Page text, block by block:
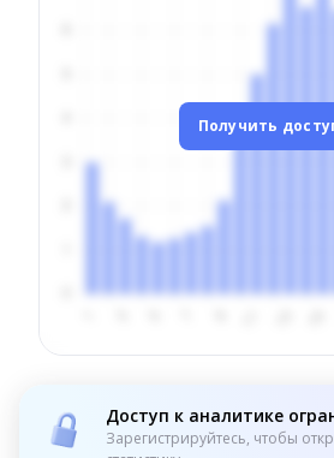
Получить
Доступ к аналитике
Зарегистрируйтесь, чтобы